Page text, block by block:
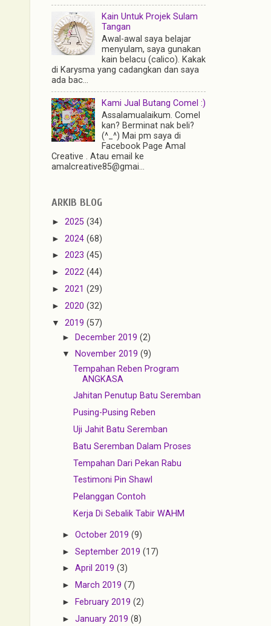
Kain Untuk Projek Sulam
Tangan
Awal-awal saya belajar
menyulam, saya gunakan
kain belacu (calico). Kakak
di Karysma yang cadangkan dan saya
ada bac...
Kami Jual Butang Comel :)
Assalamualaikum. Comel
kan? Berminat nak beli?
(^_^) Mai pm saya di
Facebook Page Amal
Creative . Atau email ke
amalcreative85@gmai...
ARKIB BLOG
► 2025 (34)
► 2024 (68)
► 2023 (45)
► 2022 (44)
► 2021 (29)
► 2020 (32)
▼ 2019 (57)
► December 2019(2)
▼ November 2019(9)
Tempahan Reben Program
ANGKASA
Jahitan Penutup Batu Seremban
Pusing-Pusing Reben
Uji Jahit Batu Seremban
Batu Seremban Dalam Proses
Tempahan Dari Pekan Rabu
Testimoni Pin Shawl
Pelanggan Contoh
Kerja Di Sebalik Tabir WAHM
►October 2019(9)
►September 2019(17)
►April 2019(3)
► March 2019(7)
► February 2019(2)
►January 2019(8)